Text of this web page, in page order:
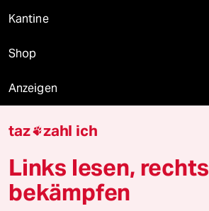
Kantine
Shop
Anzeigen
Feedback
taz zahl ich
Links lesen, rechts
bekämpfen